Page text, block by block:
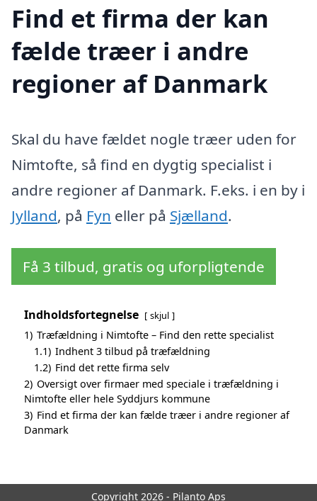
Find et firma der kan
fælde træer i andre
regioner af Danmark
Skal du have fældet nogle træer uden for
Nimtofte, så find en dygtig specialist i
andre regioner af Danmark. F.eks. i en by i
Jylland, på Fyn eller på Sjælland.
Få 3 tilbud, gratis og uforpligtende
Indholdsfortegnelse skjul
1) Træfældning i Nimtofte – Find den rette specialist
1.1) Indhent 3 tilbud på træfældning
1.2) Find det rette firma selv
2) Oversigt over firmaer med speciale i træfældning i
Nimtofte eller hele Syddjurs kommune
3) Find et firma der kan fælde træer i andre regioner af
Danmark
Copyright 2026 - Pilanto Aps